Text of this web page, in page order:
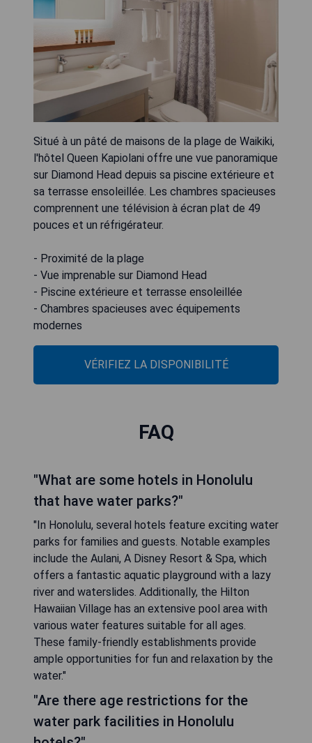
Situé à un pâté de maisons de la plage de Waikiki,
l'hôtel Queen Kapiolani offre une vue panoramique
sur Diamond Head depuis sa piscine extérieure et
sa terrasse ensoleillée. Les chambres spacieuses
comprennent une télévision à écran plat de 49
pouces et un réfrigérateur.
- Proximité de la plage
- Vue imprenable sur Diamond Head
- Piscine extérieure et terrasse ensoleillée
- Chambres spacieuses avec équipements
modernes
VÉRIFIEZ LA DISPONIBILITÉ
FAQ
"What are some hotels in Honolulu
that have water parks?"
"In Honolulu, several hotels feature exciting water
parks for families and guests. Notable examples
include the Aulani, A Disney Resort & Spa, which
offers a fantastic aquatic playground with a lazy
river and waterslides. Additionally, the Hilton
Hawaiian Village has an extensive pool area with
various water features suitable for all ages.
These family-friendly establishments provide
ample opportunities for fun and relaxation by the
water."
"Are there age restrictions for the
water park facilities in Honolulu